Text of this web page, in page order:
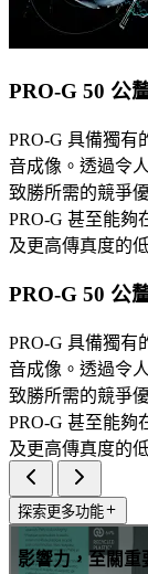
PRO-G 50 公
PRO-G 具備獨有
音成像。透過令
致勝所需的競爭
PRO-G 甚至能夠
及更高傳真度的
PRO-G 50 公
PRO-G 具備獨有
音成像。透過令
致勝所需的競爭
PRO-G 甚至能夠
及更高傳真度的
探索更多功能
影響力，至關重